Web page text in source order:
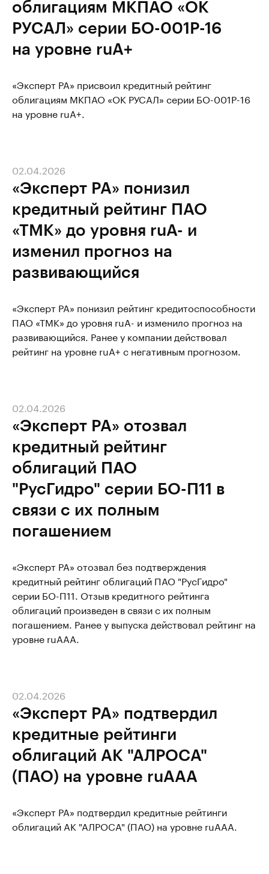
облигациям МКПАО «ОК
РУСАЛ» серии БО-001Р-16
на уровне ruA+
«Эксперт РА» присвоил кредитный рейтинг
облигациям МКПАО «ОК РУСАЛ» серии БО-001Р-16
на уровне ruA+.
«Эксперт РА» понизил
кредитный рейтинг ПАО
«ТМК» до уровня ruA- и
изменил прогноз на
развивающийся
02.04.2026
«Эксперт РА» понизил рейтинг кредитоспособности
ПАО «ТМК» до уровня ruA- и изменило прогноз на
развивающийся. Ранее у компании действовал
рейтинг на уровне ruА+ с негативным прогнозом.
«Эксперт РА» отозвал
кредитный рейтинг
облигаций ПАО
"РусГидро" серии БО-П11 в
связи с их полным
погашением
02.04.2026
«Эксперт РА» отозвал без подтверждения
кредитный рейтинг облигаций ПАО "РусГидро"
серии БО-П11. Отзыв кредитного рейтинга
облигаций произведен в связи с их полным
погашением. Ранее у выпуска действовал рейтинг на
уровне ruAAA.
«Эксперт РА» подтвердил
кредитные рейтинги
облигаций АК "АЛРОСА"
(ПАО) на уровне ruAAA
02.04.2026
«Эксперт РА» подтвердил кредитные рейтинги
облигаций АК "АЛРОСА" (ПАО) на уровне ruAAA.